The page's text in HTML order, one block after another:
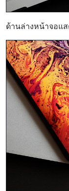
ด้านล่างหน้าจอแ